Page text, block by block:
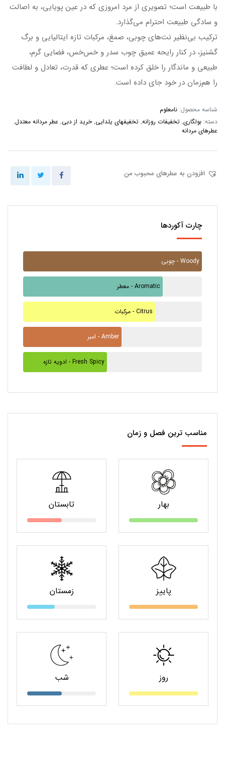
با طبیعت است؛ تصویری از مرد امروزی که در عین پویایی، به اصالت
و سادگی طبیعت احترام می‌گذارد.
ترکیب بی‌نظیر نت‌های چوبی، صمغ، مرکبات تازه ایتالیایی و برگ
گشنیز، در کنار رایحه عمیق چوب سدر و خس‌خس، فضایی گرم،
طبیعی و ماندگار را خلق کرده است؛ عطری که قدرت، تعادل و لطافت
را هم‌زمان در خود جای داده است.
شناسه محصول: نامعلوم
دسته: بولگاری, تخفیفات روزانه, تخفیفهای یلدایی, خرید از دبی, عطر مردانه معتدل,
عطرهای مردانه
افزودن به عطرهای محبوب من
چارت آکوردها
چوبی - Woody
معطر - Aromatic
مرکبات - Citrus
امبر - Amber
ادویه تازه - Fresh Spicy
مناسب ترین فصل و زمان
بهار تابستان
پاییز زمستان
روز شب